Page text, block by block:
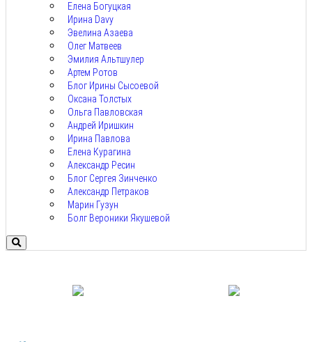
Елена Богуцкая
Ирина Davy
Эвелина Азаева
Олег Матвеев
Эмилия Альтшулер
Артем Ротов
Блог Ирины Сысоевой
Оксана Толстых
Ольга Павловская
Андрей Иришкин
Ирина Павлова
Елена Курагина
Александр Ресин
Блог Сергея Зинченко
Александр Петраков
Марин Гузун
Болг Вероники Якушевой